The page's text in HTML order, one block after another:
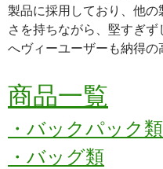
製品に採用しており、他
さを持ちながら、堅すぎ
へヴィーユーザーも納得の
商品一覧
・バックパック類
・バッグ類